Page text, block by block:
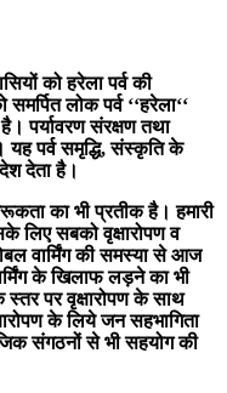
को हरेला पर्व की
लोक पर्व ‘‘हरेला‘‘
पर्यावरण संरक्षण तथा
यह पर्व समृद्धि, संस्कृति के
देता है।
का भी प्रतीक है। हमारी
लिए सबको वृक्षारोपण व
वार्मिंग की समस्या से आज
के खिलाफ लड़ने का भी
पर वृक्षारोपण के साथ
के लिये जन सहभागिता
संगठनों से भी सहयोग की